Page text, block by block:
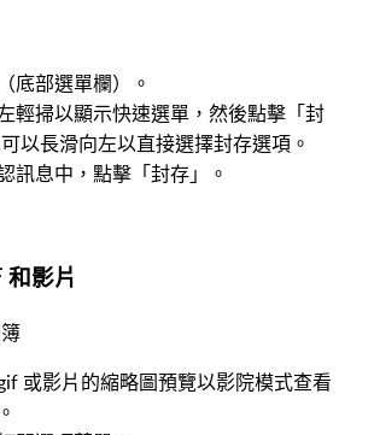
底部選單欄）。
輕掃以顯示快速選單，然後點擊「封
以長滑向左以直接選擇封存選項。
訊息中，點擊「封存」。
影片
或影片的縮略圖預覽以影院模式查看